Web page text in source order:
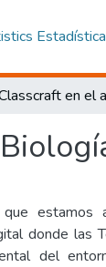
que estamos
donde las
del